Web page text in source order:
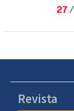
Revista